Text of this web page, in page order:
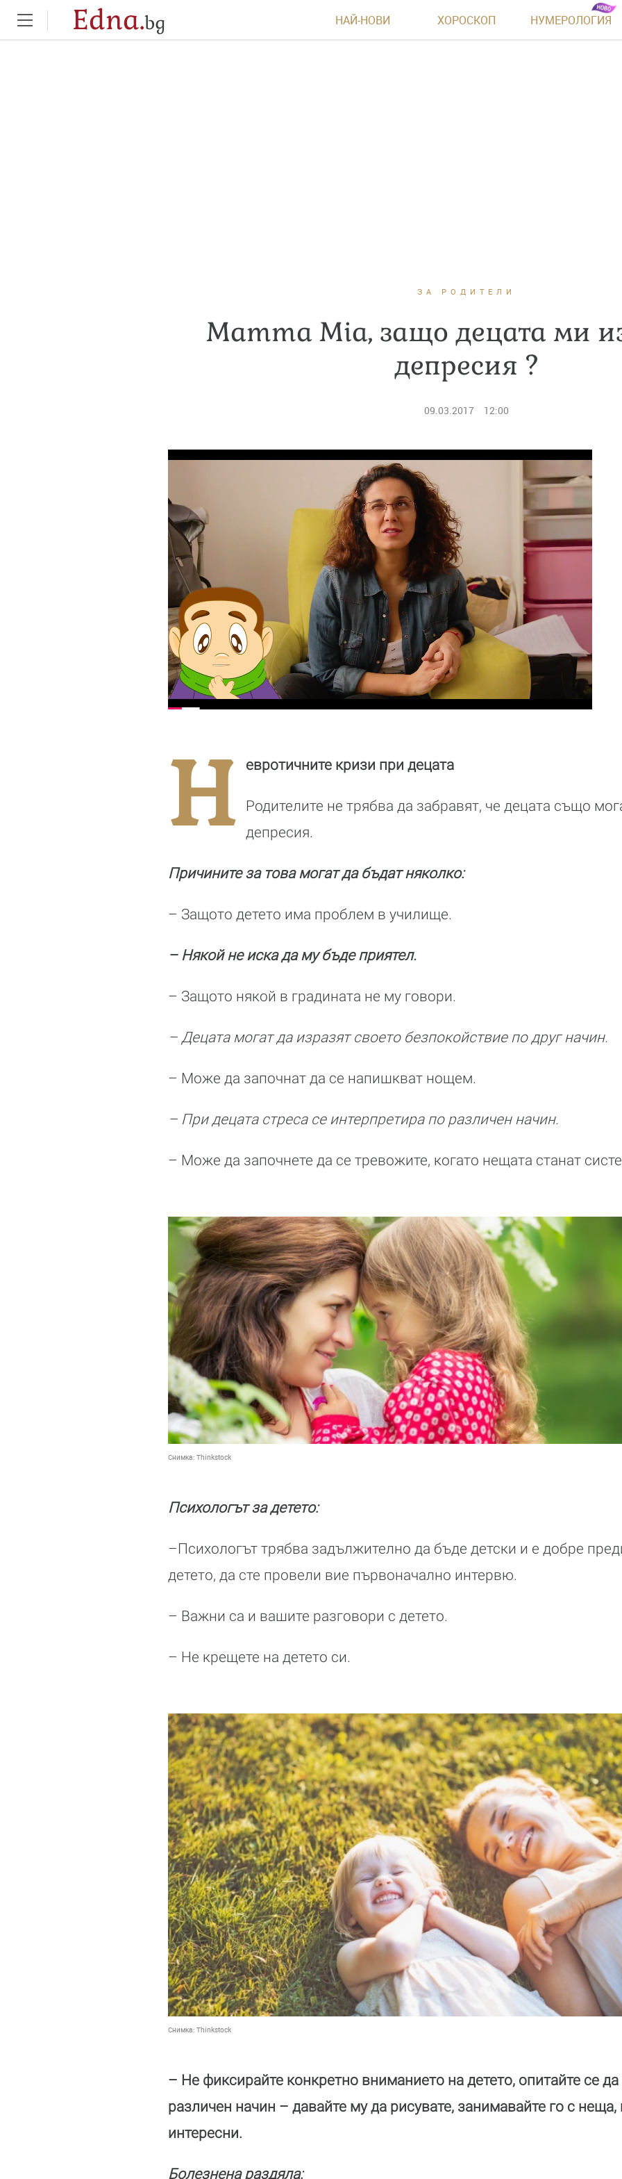
Edna.bg НАЙ-НОВИ ХОРОСКОП НУМЕРОЛОГИЯ
ЗА РОДИТЕЛИ
Mamma Mia, защо децата ми
депресия ?
09.03.2017 12:00
Н евротичните кризи при децата
Родителите не трябва да забравят, че децата също
депресия.
Причините за това могат да бъдат няколко:
– Защото детето има проблем в училище.
– Някой не иска да му бъде приятел.
– Защото някой в градината не му говори.
– Децата могат да изразят своето безпокойствие по друг начин.
– Може да започнат да се напишкват нощем.
– При децата стреса се интерпретира по различен начин.
– Може да започнете да се тревожите, когато нещата станат
Снимка: Thinkstock
Психологът за детето:
–Психологът трябва задължително да бъде детски и е добре
детето, да сте провели вие първоначално интервю.
– Важни са и вашите разговори с детето.
– Не крещете на детето си.
Снимка: Thinkstock
– Не фиксирайте конкретно вниманието на детето, опитайте се
различен начин – давайте му да рисувате, занимавайте го с неща,
интересни.
Болезнена раздяла: